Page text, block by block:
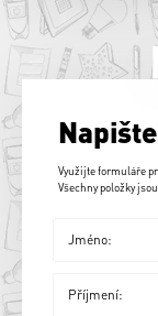
Využijte formuláře
Všechny položky